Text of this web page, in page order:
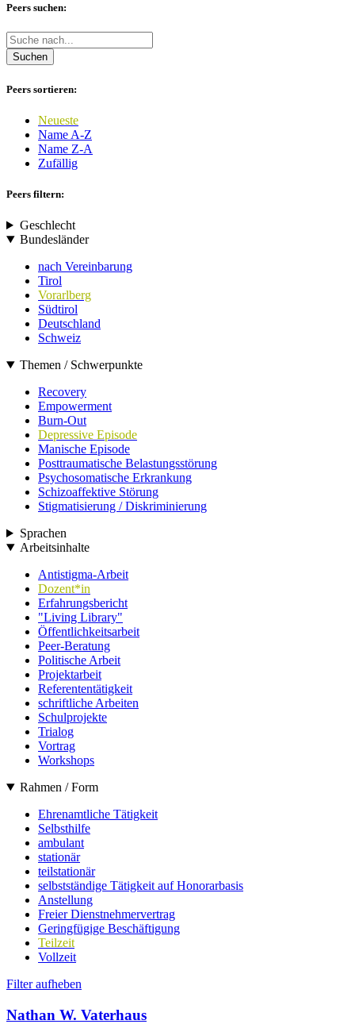
Peers suchen:
Suchen
Peers sortieren:
Neueste
Name A-Z
Name Z-A
Zufällig
Peers filtern:
Geschlecht
Bundesländer
nach Vereinbarung
Tirol
Vorarlberg
Südtirol
Deutschland
Schweiz
Themen / Schwerpunkte
Recovery
Empowerment
Burn-Out
Depressive Episode
Manische Episode
Posttraumatische Belastungsstörung
Psychosomatische Erkrankung
Schizoaffektive Störung
Stigmatisierung / Diskriminierung
Sprachen
Arbeitsinhalte
Antistigma-Arbeit
Dozent*in
Erfahrungsbericht
"Living Library"
Öffentlichkeitsarbeit
Peer-Beratung
Politische Arbeit
Projektarbeit
Referententätigkeit
schriftliche Arbeiten
Schulprojekte
Trialog
Vortrag
Workshops
Rahmen / Form
Ehrenamtliche Tätigkeit
Selbsthilfe
ambulant
stationär
teilstationär
selbstständige Tätigkeit auf Honorarbasis
Anstellung
Freier Dienstnehmervertrag
Geringfügige Beschäftigung
Teilzeit
Vollzeit
Filter aufheben
Nathan W. Vaterhaus